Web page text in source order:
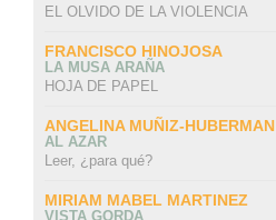
EL OLVIDO DE LA VIOLENCIA
FRANCISCO HINOJOSA
LA MUSA ARAÑA
HOJA DE PAPEL
ANGELINA MUÑIZ-HUBERMAN
AL AZAR
Leer, ¿para qué?
MIRIAM MABEL MARTINEZ
VISTA GORDA